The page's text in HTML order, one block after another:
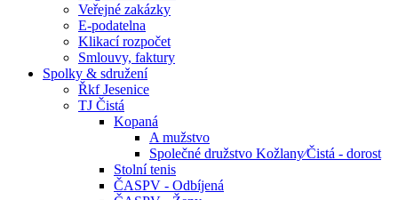
Veřejné zakázky
E-podatelna
Klikací rozpočet
Smlouvy, faktury
Spolky & sdružení
Řkf Jesenice
TJ Čistá
Kopaná
A mužstvo
Společné družstvo Kožlany⁄Čistá - dorost
Stolní tenis
ČASPV - Odbíjená